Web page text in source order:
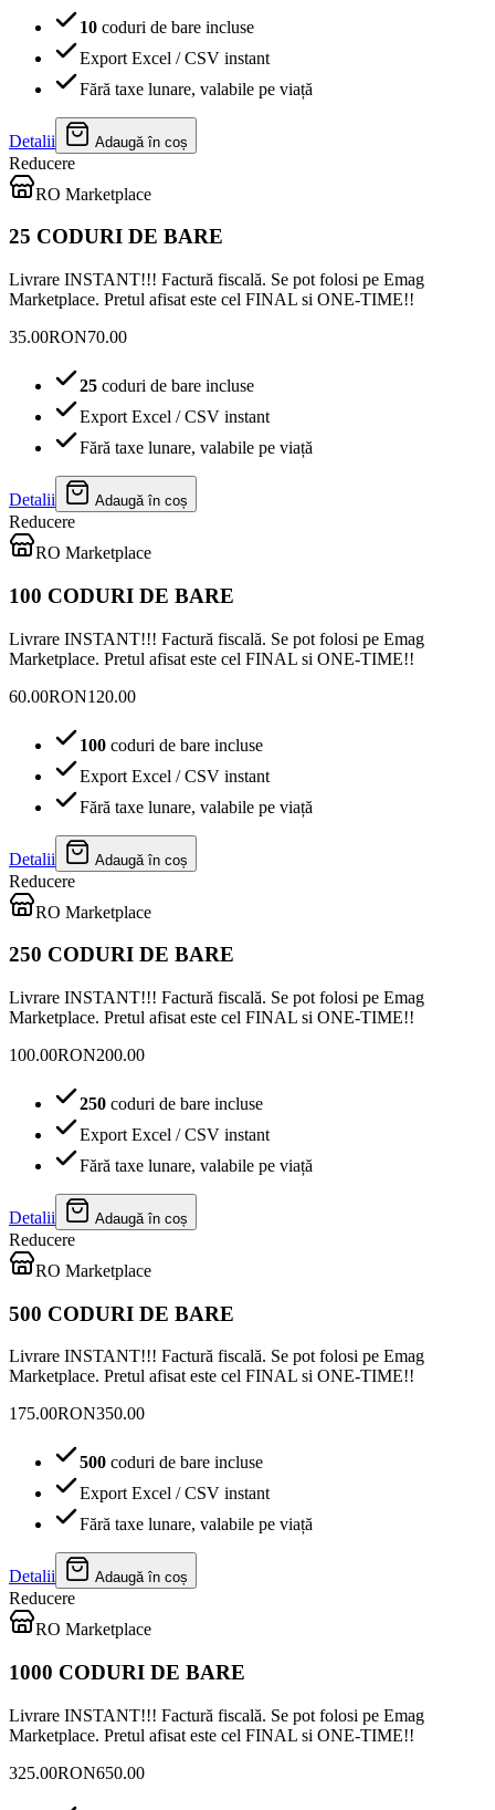
10 coduri de bare incluse
Export Excel / CSV instant
Fără taxe lunare, valabile pe viață
Detalii Adaugă în coș
Reducere
RO Marketplace
25 CODURI DE BARE
Livrare INSTANT!!! Factură fiscală. Se pot folosi pe Emag
Marketplace. Pretul afisat este cel FINAL si ONE-TIME!!
35.00RON70.00
25 coduri de bare incluse
Export Excel / CSV instant
Fără taxe lunare, valabile pe viață
Detalii Adaugă în coș
Reducere
RO Marketplace
100 CODURI DE BARE
Livrare INSTANT!!! Factură fiscală. Se pot folosi pe Emag
Marketplace. Pretul afisat este cel FINAL si ONE-TIME!!
60.00RON120.00
100 coduri de bare incluse
Export Excel / CSV instant
Fără taxe lunare, valabile pe viață
Detalii Adaugă în coș
Reducere
RO Marketplace
250 CODURI DE BARE
Livrare INSTANT!!! Factură fiscală. Se pot folosi pe Emag
Marketplace. Pretul afisat este cel FINAL si ONE-TIME!!
100.00RON200.00
250 coduri de bare incluse
Export Excel / CSV instant
Fără taxe lunare, valabile pe viață
Detalii Adaugă în coș
Reducere
RO Marketplace
500 CODURI DE BARE
Livrare INSTANT!!! Factură fiscală. Se pot folosi pe Emag
Marketplace. Pretul afisat este cel FINAL si ONE-TIME!!
175.00RON350.00
500 coduri de bare incluse
Export Excel / CSV instant
Fără taxe lunare, valabile pe viață
Detalii Adaugă în coș
Reducere
RO Marketplace
1000 CODURI DE BARE
Livrare INSTANT!!! Factură fiscală. Se pot folosi pe Emag
Marketplace. Pretul afisat este cel FINAL si ONE-TIME!!
325.00RON650.00